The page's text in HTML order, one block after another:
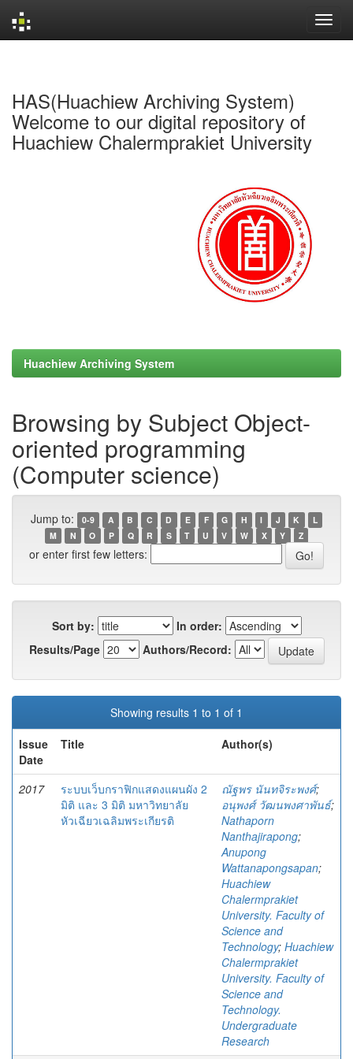
HAS(Huachiew Archiving System)
Welcome to our digital repository of
Huachiew Chalermprakiet University
Huachiew Archiving System
Browsing by Subject Object-
oriented programming
(Computer science)
Jump to: 0-9 A B C D E F G H I J K
L
M
N O P Q R S T U V W X Y Z
or enter first few letters:
Sort by:
In order:
Results/Page
Authors/Record:
Showing results 1 to 1 of 1
Issue
Date
Title Author(s)
2017
ระบบเว็บกราฟิกแสดงแผนผัง 2
มิติ และ 3 มิติ มหาวิทยาลัย
หัวเฉียวเฉลิมพระเกียรติ
ณัฐพร นันทจิระพงศ์;
อนุพงศ์ วัฒนพงศาพันธ์;
Nathaporn
Nanthajirapong;
Anupong
Wattanapongsapan;
Huachiew
Chalermprakiet
University. Faculty of
Science and
Technology; Huachiew
Chalermprakiet
University. Faculty of
Science and
Technology.
Undergraduate
Research